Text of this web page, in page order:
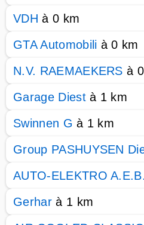
VDH à 0 km
GTA Automobili à 0 km
N.V. RAEMAEKERS à
Garage Diestà 1 km
Swinnen G à 1 km
Group PASHUYSEN
AUTO-ELEKTRO A.E.B.
Gerharà 1 km